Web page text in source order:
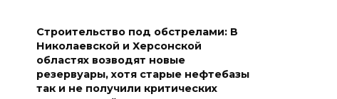
Строительство под обстрелами: В
Николаевской и Херсонской
областях возводят новые
резервуары, хотя старые нефтебазы
так и не получили критических